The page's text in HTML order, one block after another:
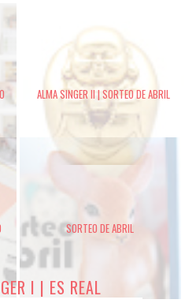
ALMA SINGER II | SORTEO DE ABRIL
SORTEO DE ABRIL
I | ES REAL